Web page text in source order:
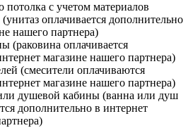
с учетом материалов
оплачивается дополнительно
нашего партнера)
(раковина оплачивается
магазине нашего партнера)
(смесители оплачиваются
магазине нашего партнера)
душевой кабины (ванна или душ
дополнительно в интернет